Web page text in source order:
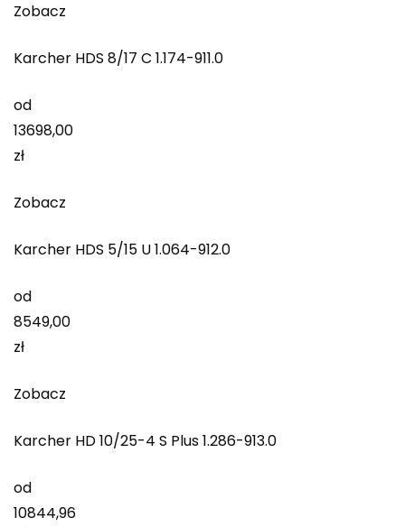
Zobacz
Karcher HDS 8/17 C 1.174-911.0
od
13698,00
zł
Zobacz
Karcher HDS 5/15 U 1.064-912.0
od
8549,00
zł
Zobacz
Karcher HD 10/25-4 S Plus 1.286-913.0
od
10844,96